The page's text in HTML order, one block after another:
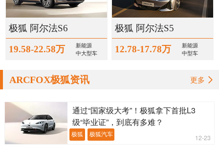
2019年12月30日 ARCFOX 极狐 阿尔法T试生产首车在北汽
蓝谷麦格纳智造基地正式下线。
2020年9月30日 ARCFOX 极狐 阿尔法T在北汽蓝谷麦格纳智
造基地正式SOP。
造基地正式SOP。
在北汽蓝谷麦格纳智造基地正式下线。
极狐 阿尔法S6
19.58-22.58万
新能源
中大型车
极狐 阿尔法S5
12.78-17.78万
新能源
中型车
ARCFOX极狐资讯 更多
极狐 极狐汽车
通过“国家级大考”！极狐拿下首批L3
级“毕业证”，到底有多难？
12-23